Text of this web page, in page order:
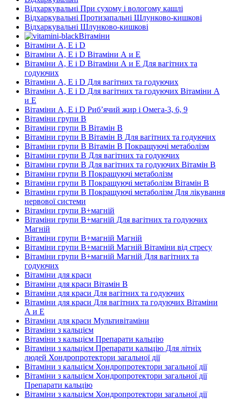
Відхаркувальні При сухому і вологому кашлі
Відхаркувальні Протизапальні Шлунково-кишкові
Відхаркувальні Шлунково-кишкові
Вітаміни
Вітаміни А, Е і D
Вітаміни А, Е і D Вітаміни А и E
Вітаміни А, Е і D Вітаміни А и E Для вагітних та
годуючих
Вітаміни А, Е і D Для вагітних та годуючих
Вітаміни А, Е і D Для вагітних та годуючих Вітаміни А
и E
Вітаміни А, Е і D Риб’ячий жир і Омега-3, 6, 9
Вітаміни групи В
Вітаміни групи В Вітамін B
Вітаміни групи В Вітамін B Для вагітних та годуючих
Вітаміни групи В Вітамін B Покращуючі метаболізм
Вітаміни групи В Для вагітних та годуючих
Вітаміни групи В Для вагітних та годуючих Вітамін B
Вітаміни групи В Покращуючі метаболізм
Вітаміни групи В Покращуючі метаболізм Вітамін B
Вітаміни групи В Покращуючі метаболізм Для лікування
нервової системи
Вітаміни групи В+магній
Вітаміни групи В+магній Для вагітних та годуючих
Магній
Вітаміни групи В+магній Магній
Вітаміни групи В+магній Магній Вітаміни від стресу
Вітаміни групи В+магній Магній Для вагітних та
годуючих
Вітаміни для краси
Вітаміни для краси Вітамін B
Вітаміни для краси Для вагітних та годуючих
Вітаміни для краси Для вагітних та годуючих Вітаміни
А и E
Вітаміни для краси Мультивітаміни
Вітаміни з кальцієм
Вітаміни з кальцієм Препарати кальцію
Вітаміни з кальцієм Препарати кальцію Для літніх
людей Хондропротектори загальної дії
Вітаміни з кальцієм Хондропротектори загальної дії
Вітаміни з кальцієм Хондропротектори загальної дії
Препарати кальцію
Вітаміни з кальцієм Хондропротектори загальної дії